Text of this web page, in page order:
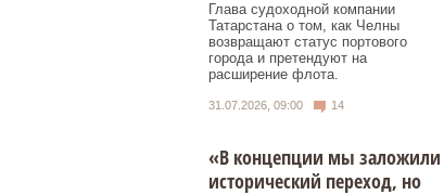
Глава судоходной компании
Татарстана о том, как Челны
возвращают статус портового
города и претендуют на
расширение флота.
31.07.2026, 09:00 14
«В концепции мы заложили
исторический переход, но